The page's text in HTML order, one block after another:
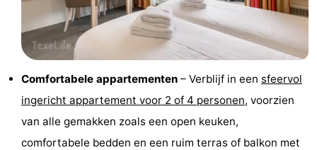
Holland
Strandhuys
Campings
Comfortabele appartementen – Verblijf in een sfeervol
ingericht appartement voor 2 of 4 personen, voorzien
van alle gemakken zoals een open keuken,
comfortabele bedden en een ruim terras of balkon met